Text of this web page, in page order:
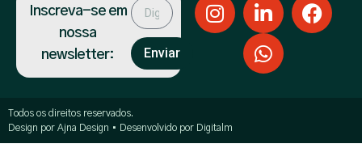
Inscreva-se em
nossa
newsletter:
Enviar
Todos os direitos reservados.
Design por Ajna Design • Desenvolvido por Digitalm